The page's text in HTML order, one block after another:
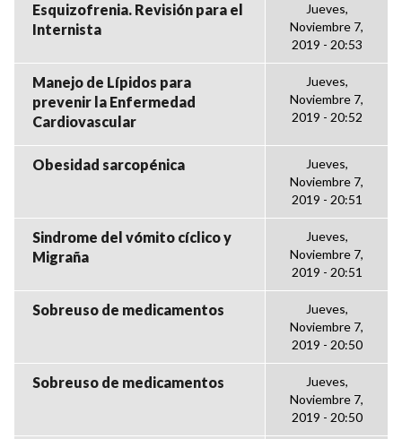
Esquizofrenia. Revisión para el
Internista
Jueves,
Noviembre 7,
2019 - 20:53
Manejo de Lípidos para
prevenir la Enfermedad
Cardiovascular
Jueves,
Noviembre 7,
2019 - 20:52
Obesidad sarcopénica
Jueves,
Noviembre 7,
2019 - 20:51
Sindrome del vómito cíclico y
Migraña
Jueves,
Noviembre 7,
2019 - 20:51
Sobreuso de medicamentos
Jueves,
Noviembre 7,
2019 - 20:50
Sobreuso de medicamentos
Jueves,
Noviembre 7,
2019 - 20:50